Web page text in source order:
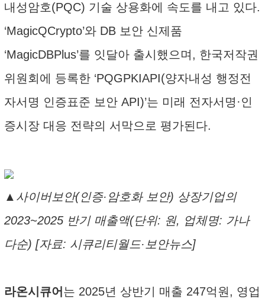
내성암호(PQC) 기술 상용화에 속도를 내고 있다.
‘MagicQCrypto’와 DB 보안 신제품
‘MagicDBPlus’를 잇달아 출시했으며, 한국저작권
위원회에 등록한 ‘PQGPKIAPI(양자내성 행정전
자서명 인증표준 보안 API)’는 미래 전자서명·인
증시장 대응 전략의 서막으로 평가된다.
▲사이버보안(인증·암호화 보안) 상장기업의
2023~2025 반기 매출액(단위: 원, 업체명: 가나
다순) [자료: 시큐리티월드·보안뉴스]
라온시큐어 는 2025년 상반기 매출 247억원, 영업